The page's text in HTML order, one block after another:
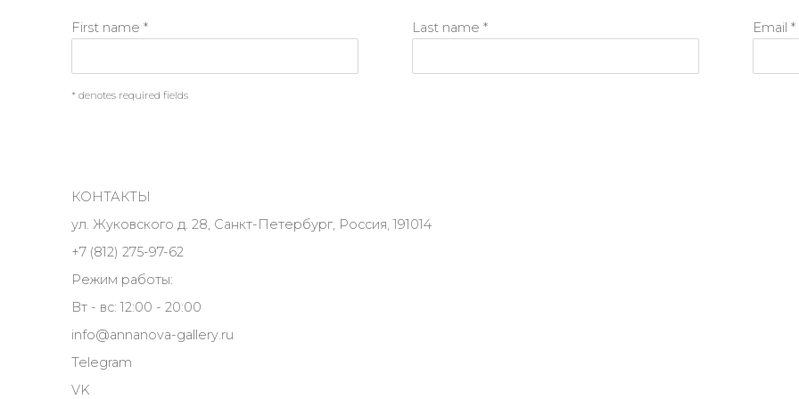
First name * Last name * Email *
* denotes required fields
КОНТАКТЫ
ул. Жуковского д. 28, Санкт-Петербург, Россия, 191014
+7 (812) 275-97-62
Режим работы:
Вт - вс: 12:00 - 20:00
info@annanova-gallery.ru
Telegram
VK